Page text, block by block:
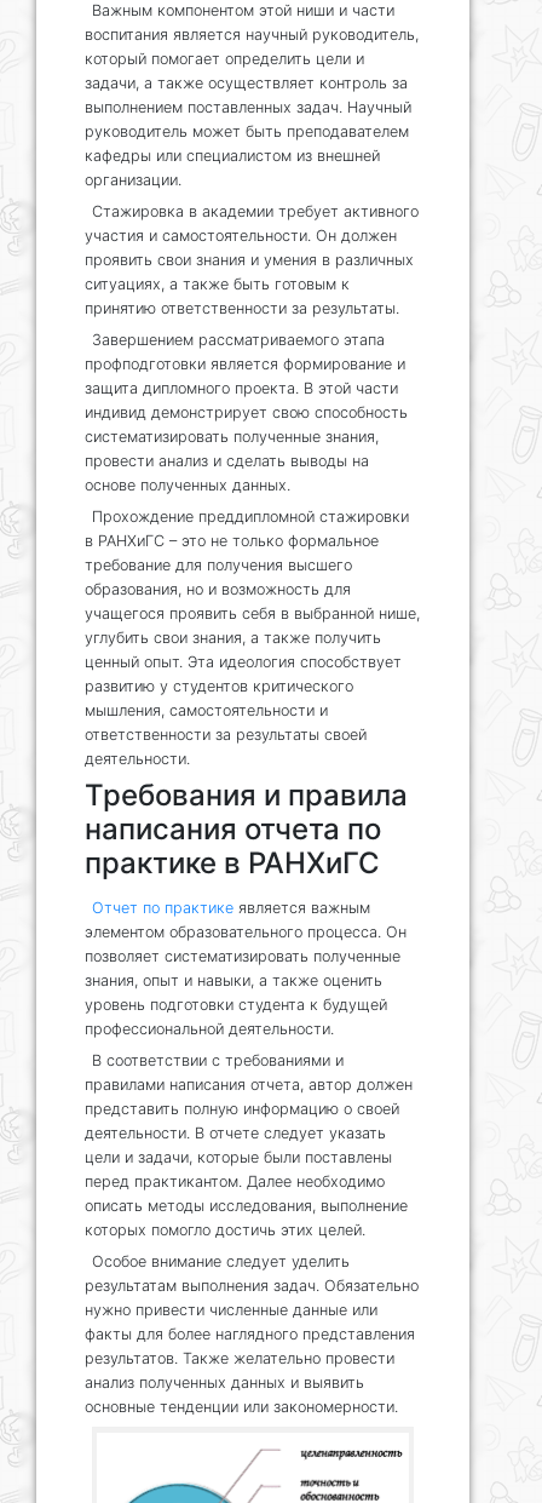
Важным компонентом этой ниши и части
воспитания является научный руководитель,
который помогает определить цели и
задачи, а также осуществляет контроль за
выполнением поставленных задач. Научный
руководитель может быть преподавателем
кафедры или специалистом из внешней
организации.
Стажировка в академии требует активного
участия и самостоятельности. Он должен
проявить свои знания и умения в различных
ситуациях, а также быть готовым к
принятию ответственности за результаты.
Завершением рассматриваемого этапа
профподготовки является формирование и
защита дипломного проекта. В этой части
индивид демонстрирует свою способность
систематизировать полученные знания,
провести анализ и сделать выводы на
основе полученных данных.
Прохождение преддипломной стажировки
в РАНХиГС – это не только формальное
требование для получения высшего
образования, но и возможность для
учащегося проявить себя в выбранной нише,
углубить свои знания, а также получить
ценный опыт. Эта идеология способствует
развитию у студентов критического
мышления, самостоятельности и
ответственности за результаты своей
деятельности.
Требования и правила
написания отчета по
практике в РАНХиГС
Отчет по практике является важным
элементом образовательного процесса. Он
позволяет систематизировать полученные
знания, опыт и навыки, а также оценить
уровень подготовки студента к будущей
профессиональной деятельности.
В соответствии с требованиями и
правилами написания отчета, автор должен
представить полную информацию о своей
деятельности. В отчете следует указать
цели и задачи, которые были поставлены
перед практикантом. Далее необходимо
описать методы исследования, выполнение
которых помогло достичь этих целей.
Особое внимание следует уделить
результатам выполнения задач. Обязательно
нужно привести численные данные или
факты для более наглядного представления
результатов. Также желательно провести
анализ полученных данных и выявить
основные тенденции или закономерности.